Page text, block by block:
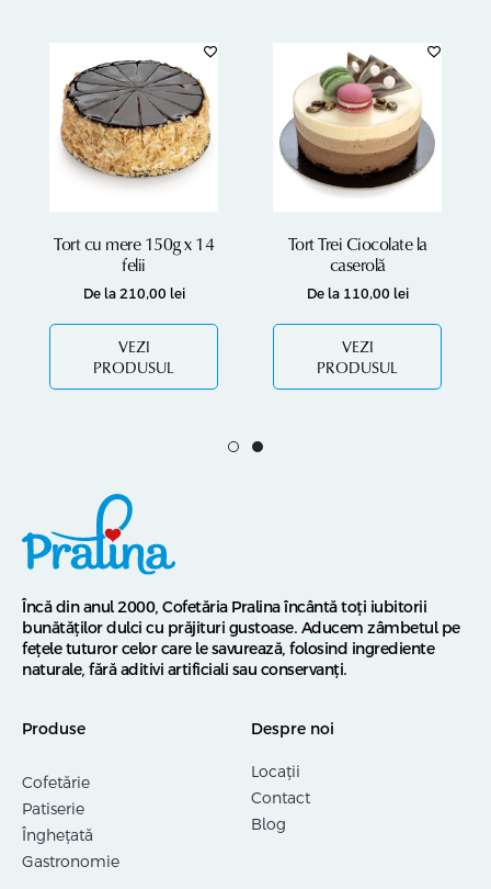
Tort cu mere 150g x 14
felii
De la 210,00 lei
VEZI
PRODUSUL
Tort Trei Ciocolate la
caserolă
De la 110,00 lei
VEZI
PRODUSUL
Încă din anul 2000, Cofetăria Pralina încântă toți iubitorii
bunătăților dulci cu prăjituri gustoase. Aducem zâmbetul pe
fețele tuturor celor care le savurează, folosind ingrediente
naturale, fără aditivi artificiali sau conservanți.
Produse
Cofetărie
Patiserie
Înghețată
Gastronomie
Despre noi
Locații
Contact
Blog